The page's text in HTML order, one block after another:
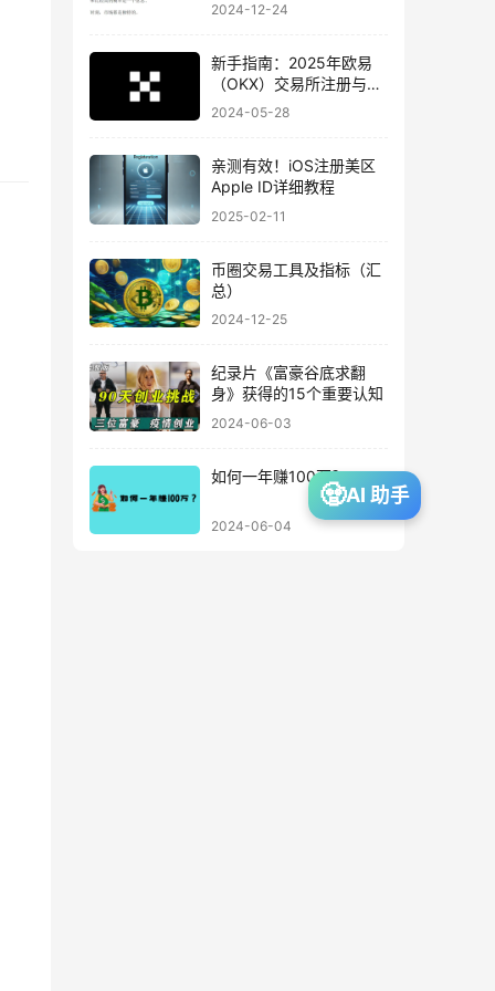
2024-12-24
新手指南：2025年欧易
（OKX）交易所注册与
KYC认证流程
2024-05-28
亲测有效！iOS注册美区
Apple ID详细教程
2025-02-11
币圈交易工具及指标（汇
总）
2024-12-25
纪录片《富豪谷底求翻
身》获得的15个重要认知
2024-06-03
如何一年赚100万？
2024-06-04
🧟AI 助手